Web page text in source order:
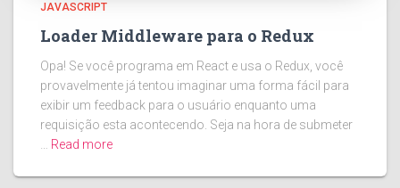
JAVASCRIPT
Loader Middleware para o Redux
Opa! Se você programa em React e usa o Redux, você
provavelmente já tentou imaginar uma forma fácil para
exibir um feedback para o usuário enquanto uma
requisição esta acontecendo. Seja na hora de submeter
… Read more